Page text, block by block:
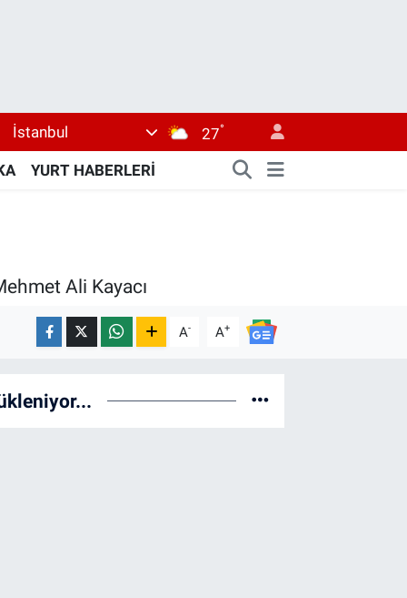
İstanbul 27°
YURT HABERLERİ
Ali Kayacı
A- A+